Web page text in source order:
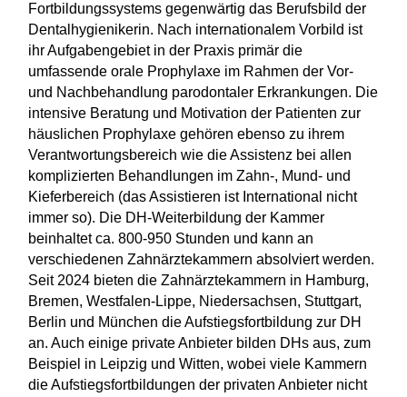
Fortbildungssystems gegenwärtig das Berufsbild der
Dentalhygienikerin. Nach internationalem Vorbild ist
ihr Aufgabengebiet in der Praxis primär die
umfassende orale Prophylaxe im Rahmen der Vor-
und Nachbehandlung parodontaler Erkrankungen. Die
intensive Beratung und Motivation der Patienten zur
häuslichen Prophylaxe gehören ebenso zu ihrem
Verantwortungsbereich wie die Assistenz bei allen
komplizierten Behandlungen im Zahn-, Mund- und
Kieferbereich (das Assistieren ist International nicht
immer so). Die DH-Weiterbildung der Kammer
beinhaltet ca. 800-950 Stunden und kann an
verschiedenen Zahnärztekammern absolviert werden.
Seit 2024 bieten die Zahnärztekammern in Hamburg,
Bremen, Westfalen-Lippe, Niedersachsen, Stuttgart,
Berlin und München die Aufstiegsfortbildung zur DH
an. Auch einige private Anbieter bilden DHs aus, zum
Beispiel in Leipzig und Witten, wobei viele Kammern
die Aufstiegsfortbildungen der privaten Anbieter nicht